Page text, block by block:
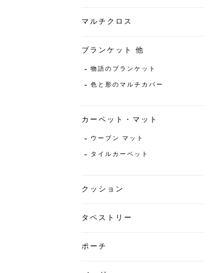
マルチクロス
ブランケット 他
物語のブランケット
色と形のマルチカバー
カーペット・マット
ウーブン マット
タイルカーペット
クッション
タペストリー
ポーチ